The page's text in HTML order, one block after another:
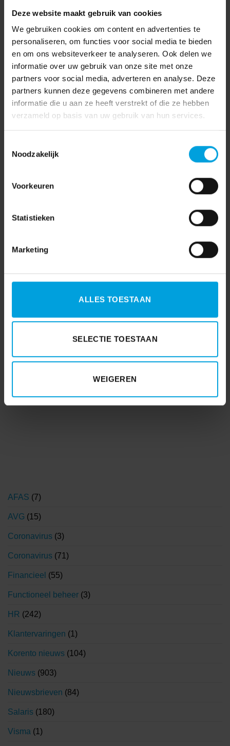
Deze website maakt gebruik van cookies
We gebruiken cookies om content en advertenties te
personaliseren, om functies voor social media te bieden
en om ons websiteverkeer te analyseren. Ook delen we
informatie over uw gebruik van onze site met onze
partners voor social media, adverteren en analyse. Deze
partners kunnen deze gegevens combineren met andere
informatie die u aan ze heeft verstrekt of die ze hebben
verzameld op basis van uw gebruik van hun services.
Noodzakelijk
Voorkeuren
Statistieken
Marketing
ALLES TOESTAAN
SELECTIE TOESTAAN
WEIGEREN
AFAS (7)
AVG (15)
Coronavirus (3)
Coronavirus (71)
Financieel (55)
Functioneel beheer (3)
HR (242)
Klantervaringen (1)
Korento nieuws (104)
Nieuws (903)
Nieuwsbrieven (84)
Salaris (180)
Visma (1)